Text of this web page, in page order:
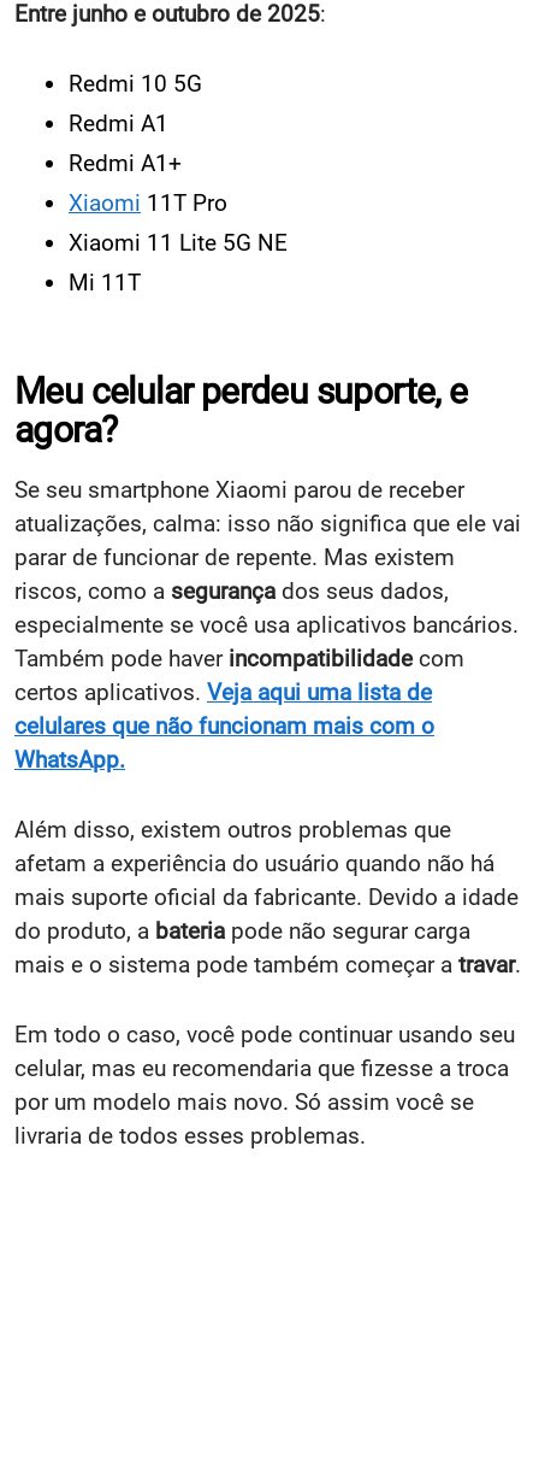
Entre junho e outubro de 2025:
Redmi 10 5G
Redmi A1
Redmi A1+
Xiaomi 11T Pro
Xiaomi 11 Lite 5G NE
Mi 11T
Meu celular perdeu suporte, e
agora?
Se seu smartphone Xiaomi parou de receber
atualizações, calma: isso não significa que ele vai
parar de funcionar de repente. Mas existem
riscos, como a segurança dos seus dados,
especialmente se você usa aplicativos bancários.
Também pode haver incompatibilidadecom
certos aplicativos. Veja aqui uma lista de
celulares que não funcionam mais com o
WhatsApp.
Além disso, existem outros problemas que
afetam a experiência do usuário quando não há
mais suporte oficial da fabricante. Devido a idade
do produto, a bateria pode não segurar carga
mais e o sistema pode também começar a travar.
Em todo o caso, você pode continuar usando seu
celular, mas eu recomendaria que fizesse a troca
por um modelo mais novo. Só assim você se
livraria de todos esses problemas.